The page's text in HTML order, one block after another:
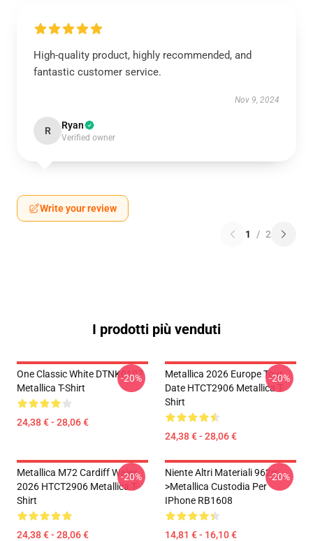
High-quality product, highly recommended, and
fantastic customer service.
Nov 9, 2024
R Ryan
Verified owner
Write your review
1 / 2
I prodotti più venduti
One Classic White DTNK0107
Metallica T-Shirt
24,38 € - 28,06 €
-20%
Metallica 2026 Europe Tour
Date HTCT2906 Metallica T-
Shirt
24,38 € - 28,06 €
-20%
Metallica M72 Cardiff Wales
2026 HTCT2906 Metallica T-
Shirt
24,38 € - 28,06 €
-20%
Niente Altri Materiali 962m
>metallica Custodia Per
IPhone RB1608
14,81 € - 16,10 €
-20%